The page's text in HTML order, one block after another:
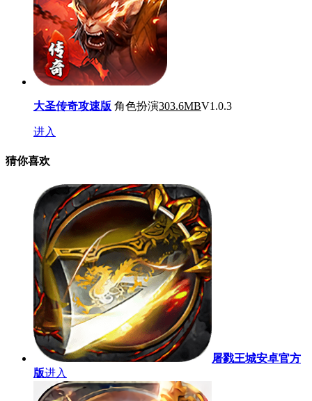
大圣传奇攻速版 角色扮演303.6MBV1.0.3
进入
猜你喜欢
屠戮王城安卓官方
版进入